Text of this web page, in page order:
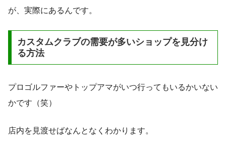
が、実際にあるんです。
カスタムクラブの需要が多いショップを見分け
る方法
プロゴルファーやトップアマがいつ行ってもいるかいない
かです（笑）
店内を見渡せばなんとなくわかります。